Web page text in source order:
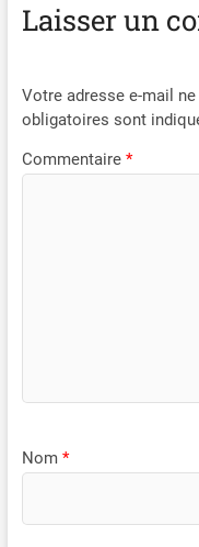
Laisser un
Votre adresse e-mail
obligatoires sont
Commentaire *
Nom *